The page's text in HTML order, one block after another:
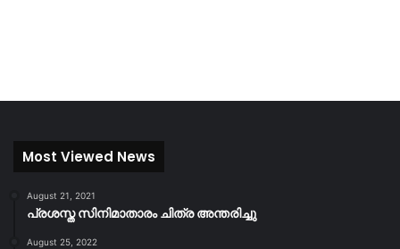
Most Viewed News
August 21, 2021
പ്രശസ്ത സിനിമാതാരം ചിത്ര അന്തരിച്ചു
August 25, 2022